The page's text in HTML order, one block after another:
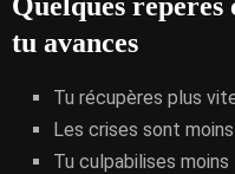
tu avances
Tu récupères plus
Les crises sont
Tu culpabilises